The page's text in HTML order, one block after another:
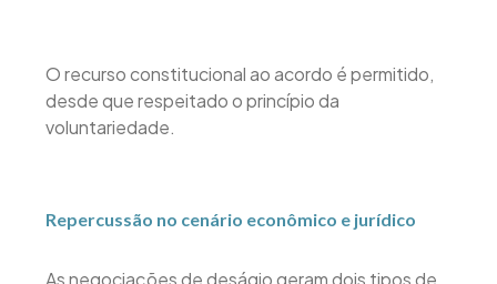
O recurso constitucional ao acordo é permitido,
desde que respeitado o princípio da
voluntariedade.
Repercussão no cenário econômico e jurídico
As negociações de deságio geram dois tipos de